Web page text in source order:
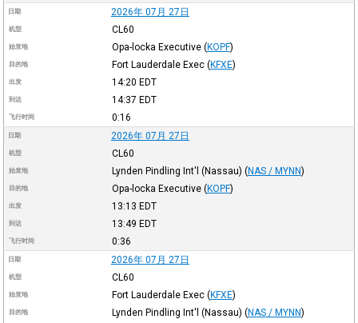
日期 2026年 07月 27日
机型 CL60
始发地 Opa-locka Executive (KOPF)
目的地 Fort Lauderdale Exec (KFXE)
出发 14:20 EDT
到达 14:37 EDT
飞行时间 0:16
日期 2026年 07月 27日
机型 CL60
始发地 Lynden Pindling Int'l (Nassau) (NAS / MYNN)
目的地 Opa-locka Executive (KOPF)
出发 13:13 EDT
到达 13:49 EDT
飞行时间 0:36
日期 2026年 07月 27日
机型 CL60
始发地 Fort Lauderdale Exec (KFXE)
目的地 Lynden Pindling Int'l (Nassau) (NAS / MYNN)